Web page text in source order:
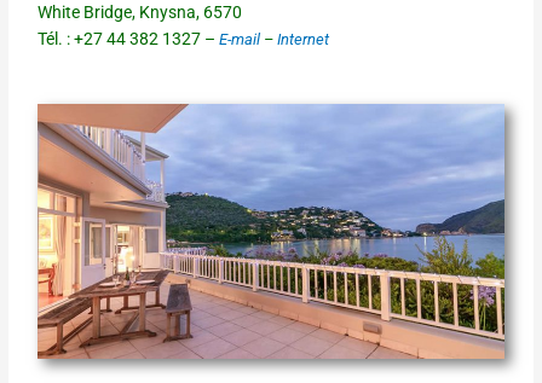
White Bridge, Knysna, 6570
Tél. : +27 44 382 1327 –E-mail –Internet